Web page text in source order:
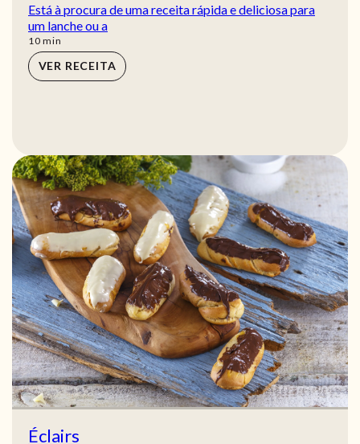
Está à procura de uma receita rápida e deliciosa para
um lanche ou a
10min
min
VER RECEITA
Éclairs